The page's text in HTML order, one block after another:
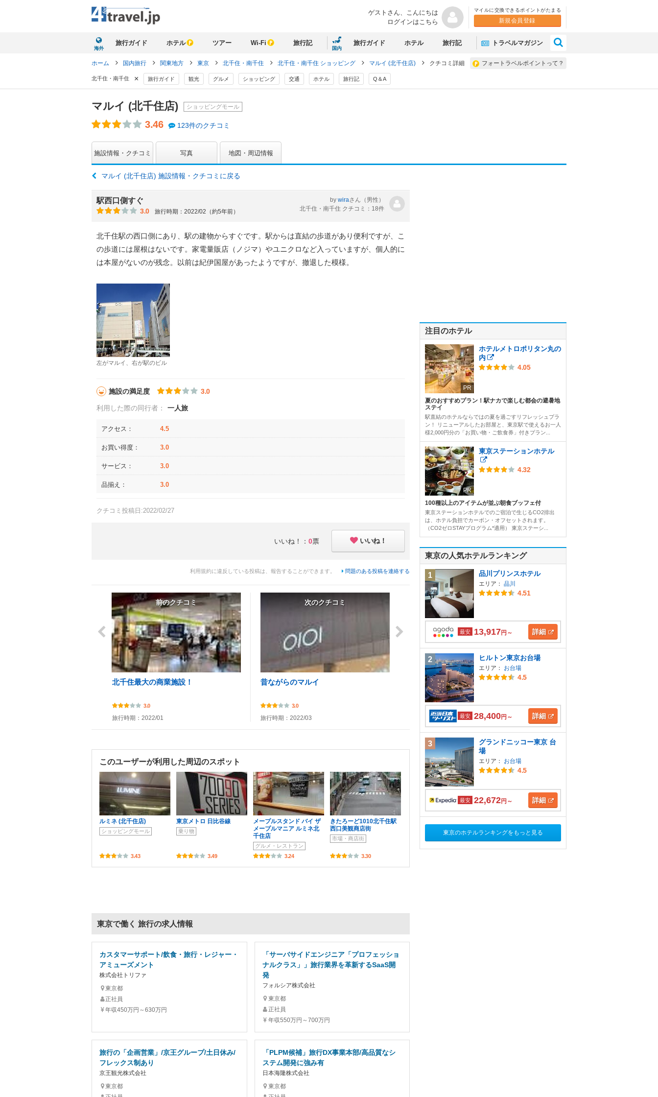
ゲストさん、 こんにちは
ログインはこちら
マイルに交換できるポイントがたまる
新規会員登録
海外
旅行ガイド ホテル ツアー Wi-Fi 旅行記
国内
旅行ガイド ホテル 旅行記 トラベルマガジン
フォートラベルポイントって？
ホーム 国内旅行 関東地方 東京 北千住・南千住 北千住・南千住 ショッピング マルイ (北千住店) クチコミ詳細
北千住・南千住 × 旅行ガイド 観光 グルメ ショッピング 交通 ホテル 旅行記 Q＆A
マルイ (北千住店) ショッピングモール
3.46 123件のクチコミ
施設情報・クチコミ 写真 地図・周辺情報
マルイ (北千住店) 施設情報・クチコミに戻る
駅西口側すぐ
3.0 旅行時期：2022/02（約5年前）
by wiraさん （男性）
北千住・南千住 クチコミ：18件
北千住駅の西口側にあり、駅の建物からすぐです。駅からは直結の歩道があり便利ですが、こ
の歩道には屋根はないです。家電量販店（ノジマ）やユニクロなど入っていますが、個人的に
は本屋がないのが残念。以前は紀伊国屋があったようですが、撤退した模様。
左がマルイ、右が駅のビル
施設の満足度 3.0
利用した際の同行者： 一人旅
アクセス： 4.5
お買い得度： 3.0
サービス： 3.0
品揃え： 3.0
クチコミ投稿日:2022/02/27
いいね！： 0票 いいね！
利用規約に違反している投稿は、報告することができます。 問題のある投稿を連絡する
前のクチコミ
北千住最大の商業施設！
3.0
旅行時期：2022/01
次のクチコミ
昔ながらのマルイ
3.0
旅行時期：2022/03
このユーザーが利用した周辺のスポット
ルミネ (北千住店)
ショッピングモール
3.43
東京メトロ 日比谷線
乗り物
3.49
メープルスタンド バイ ザ
メープルマニア ルミネ北
千住店
グルメ・レストラン
3.24
きたろーど1010北千住駅
西口美観商店街
市場・商店街
3.30
東京で働く 旅行の求人情報
カスタマーサポート/飲食・旅行・レジャー・
アミューズメント
株式会社トリファ
東京都
正社員
年収450万円～630万円
「サーバサイドエンジニア「プロフェッショ
ナルクラス」」旅行業界を革新するSaaS開
発
フォルシア株式会社
東京都
正社員
年収550万円～700万円
旅行の「企画営業」/京王グループ/土日休み/
フレックス制あり
京王観光株式会社
東京都
「PLPM候補」旅行DX事業本部/高品質なシ
ステム開発に強み有
日本海隆株式会社
東京都
注目のホテル
PR
ホテルメトロポリタン丸の
内
4.05
夏のおすすめプラン！駅ナカで楽しむ都会の避暑地
ステイ
駅直結のホテルならではの夏を過ごすリフレッシュプラ
ン！ リニューアルしたお部屋と、東京駅で使えるお一人
様2,000円分の「お買い物・ご飲食券」付きプラン...
PR
東京ステーションホテル
4.32
100種以上のアイテムが並ぶ朝食ブッフェ付
東京ステーションホテルでのご宿泊で生じるCO2排出
は、ホテル負担でカーボン・オフセットされます。
（CO2ゼロSTAYプログラム*適用） 東京ステーシ...
東京の人気ホテルランキング
1 品川プリンスホテル
エリア： 品川
4.51
最安 13,917円～ 詳細
2 ヒルトン東京お台場
エリア： お台場
4.5
最安 28,400円～ 詳細
3
グランドニッコー東京 台
場
エリア： お台場
4.5
最安 22,672円～ 詳細
東京のホテルランキングをもっと見る